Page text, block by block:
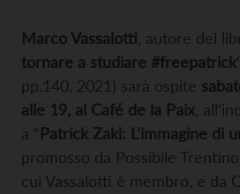
Marco Vassalotti, autore del
tornare a studiare #freepatrick
pp.140, 2021) sarà ospite
alle 19, al Café de la Paix,
a “Patrick Zaki: L’immagine di
promosso da Possibile
cui Vassalotti è membro, e da